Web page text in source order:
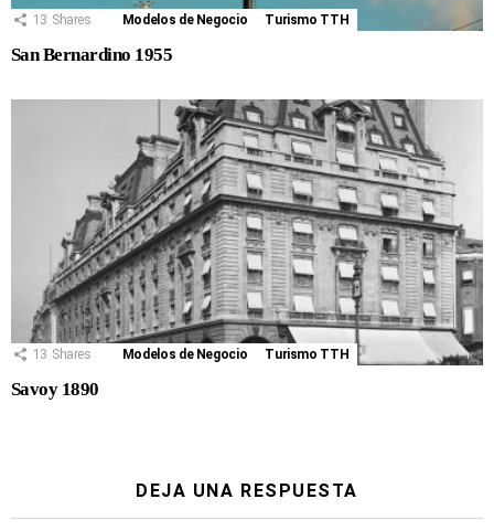
13 Shares Modelos de Negocio Turismo TTH
San Bernardino 1955
13 Shares Modelos de Negocio Turismo TTH
Savoy 1890
DEJA UNA RESPUESTA